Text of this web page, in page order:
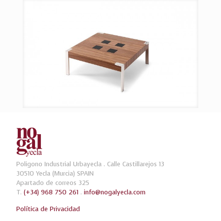
Poligono Industrial Urbayecla . Calle Castillarejos 13
30510 Yecla (Murcia) SPAIN
Apartado de correos 325
T. (+34) 968 750 261 . info@nogalyecla.com
Política de Privacidad